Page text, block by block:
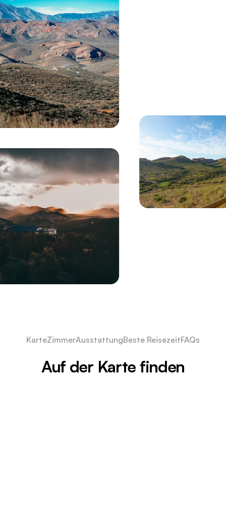
KarteZimmerAusstattungBeste ReisezeitFAQs
Auf der Karte finden